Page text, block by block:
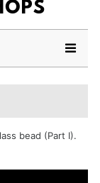
bead (Part I).